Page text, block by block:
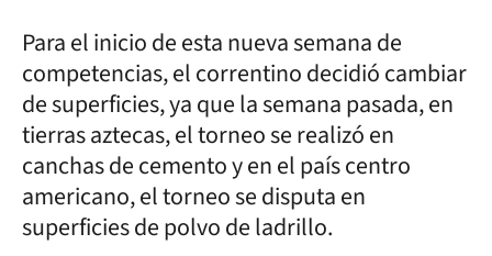
Para el inicio de esta nueva semana de
competencias, el correntino decidió cambiar
de superficies, ya que la semana pasada, en
tierras aztecas, el torneo se realizó en
canchas de cemento y en el país centro
americano, el torneo se disputa en
superficies de polvo de ladrillo.